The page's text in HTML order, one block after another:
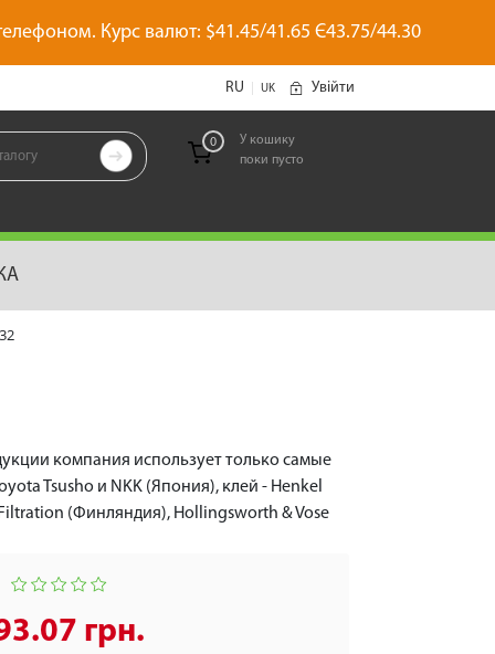
телефоном. Курс валют: $41.45/41.65 Є43.75/44.30
RU UK Увійти

0
позиций
У кошику
поки пусто
компания использует только самые
Tsusho и NKK (Япония), клей - Henkel
(Финляндия), Hollingsworth & Vose
грн.